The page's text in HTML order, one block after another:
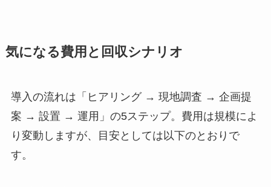
気になる費用と回収シナリオ
導入の流れは「ヒアリング → 現地調査 → 企画提
案 → 設置 → 運用」の5ステップ。費用は規模によ
り変動しますが、目安としては以下のとおりで
す。